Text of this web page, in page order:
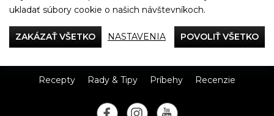
Večeriame společne
Recepty Rady & Tipy Príbehy Recenzie
ukladať súbory cookie o našich návštevníkoch.
ZAKÁZAŤ VŠETKO NASTAVENIA POVOLIŤ VŠETKO